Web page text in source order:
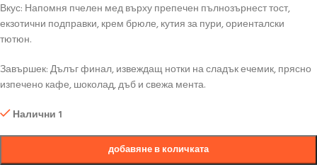
Вкус: Напомня пчелен мед върху препечен пълнозърнест тост,
екзотични подправки, крем брюле, кутия за пури, ориенталски
тютюн.
Завършек: Дълъг финал, извеждащ нотки на сладък ечемик, прясно
изпечено кафе, шоколад, дъб и свежа мента.
Налични 1
добавяне в количката